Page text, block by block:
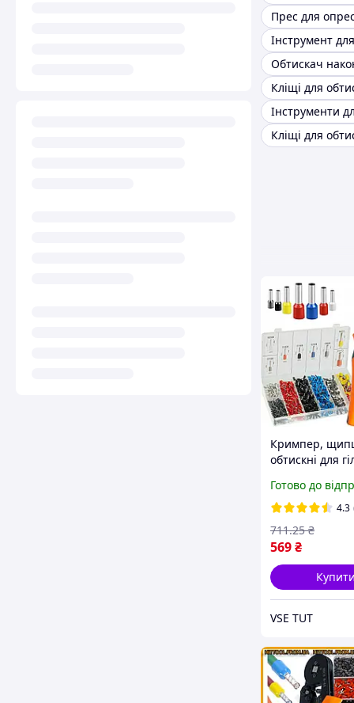
Кліщі для
Кліщі для
Кримпер,
обтискні для
органайзері
Готово до
4.3
569₴
711.25 ₴
Купити
VSE TUT